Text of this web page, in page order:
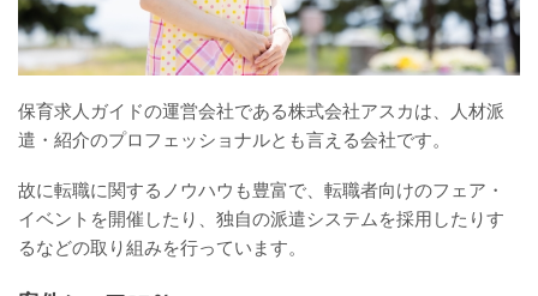
保育求人ガイドの運営会社である株式会社アスカは、人材派
遣・紹介のプロフェッショナルとも言える会社です。
故に転職に関するノウハウも豊富で、転職者向けのフェア・
イベントを開催したり、独自の派遣システムを採用したりす
るなどの取り組みを行っています。